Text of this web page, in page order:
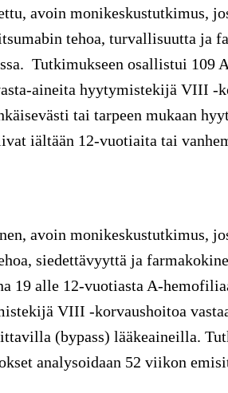
avoin monikeskustutkimus,
tehoa, turvallisuutta ja
Tutkimukseen osallistui 109
aineita hyytymistekijä VIII -
tai tarpeen mukaan
iältään 12-vuotiaita tai
avoin monikeskustutkimus,
siedettävyyttä ja
19 alle 12-vuotiasta A-
VIII -korvaushoitoa
(bypass) lääkeaineilla.
analysoidaan 52 viikon